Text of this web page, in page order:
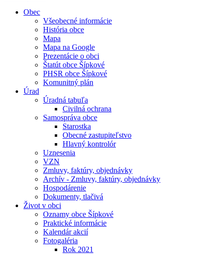
Obec
Všeobecné informácie
História obce
Mapa
Mapa na Google
Prezentácie o obci
Štatút obce Šípkové
PHSR obce Šípkové
Komunitný plán
Úrad
Úradná tabuľa
Civilná ochrana
Samospráva obce
Starostka
Obecné zastupiteľstvo
Hlavný kontrolór
Uznesenia
VZN
Zmluvy, faktúry, objednávky
Archív - Zmluvy, faktúry, objednávky
Hospodárenie
Dokumenty, tlačivá
Život v obci
Oznamy obce Šípkové
Praktické informácie
Kalendár akcií
Fotogaléria
Rok 2021